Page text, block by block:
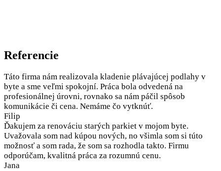
Referencie
Táto firma nám realizovala kladenie plávajúcej podlahy v
byte a sme veľmi spokojní. Práca bola odvedená na
profesionálnej úrovni, rovnako sa nám páčil spôsob
komunikácie či cena. Nemáme čo vytknúť.
Filip
Ďakujem za renováciu starých parkiet v mojom byte.
Uvažovala som nad kúpou nových, no všimla som si túto
možnosť a som rada, že som sa rozhodla takto. Firmu
odporúčam, kvalitná práca za rozumnú cenu.
Jana